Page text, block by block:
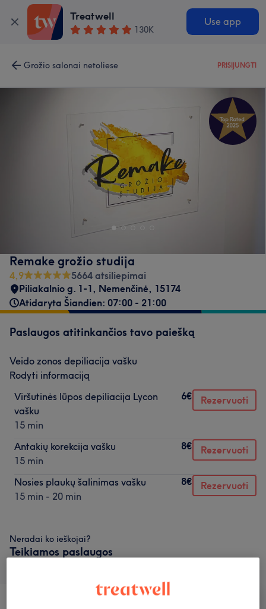
Treatwell
130K
Use app
Grožio salonai netoliese PRISIJUNGTI
Remake grožio studija
4,9
5664 atsiliepimai
Piliakalnio g. 1-1, Nemenčinė, 15174
Atidaryta Šiandien: 07:00 - 21:00
Paslaugos atitinkančios tavo paiešką
Veido zonos depiliacija vašku
Rodyti informaciją
Viršutinės lūpos depiliacija Lycon
vašku
15 min
6€ Rezervuoti
Antakių korekcija vašku
15 min
8€ Rezervuoti
Nosies plaukų šalinimas vašku
15 min - 20 min
8€ Rezervuoti
Neradai ko ieškojai?
Teikiamos paslaugos